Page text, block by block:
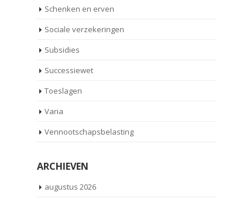
Schenken en erven
Sociale verzekeringen
Subsidies
Successiewet
Toeslagen
Varia
Vennootschapsbelasting
ARCHIEVEN
augustus 2026